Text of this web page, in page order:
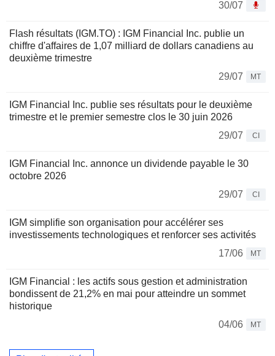
30/07
Flash résultats (IGM.TO) : IGM Financial Inc. publie un
chiffre d'affaires de 1,07 milliard de dollars canadiens au
deuxième trimestre
29/07
MT
IGM Financial Inc. publie ses résultats pour le deuxième
trimestre et le premier semestre clos le 30 juin 2026
29/07
CI
IGM Financial Inc. annonce un dividende payable le 30
octobre 2026
29/07
CI
IGM simplifie son organisation pour accélérer ses
investissements technologiques et renforcer ses activités
17/06
MT
IGM Financial : les actifs sous gestion et administration
bondissent de 21,2% en mai pour atteindre un sommet
historique
04/06
MT